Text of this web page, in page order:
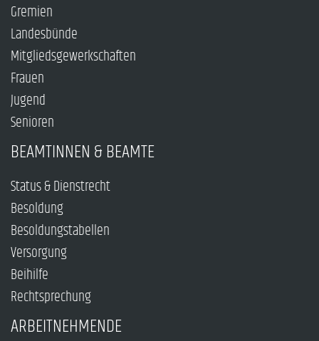
Gremien
Landesbünde
Mitgliedsgewerkschaften
Frauen
Jugend
Senioren
BEAMTINNEN & BEAMTE
Status & Dienstrecht
Besoldung
Besoldungstabellen
Versorgung
Beihilfe
Rechtsprechung
ARBEITNEHMENDE